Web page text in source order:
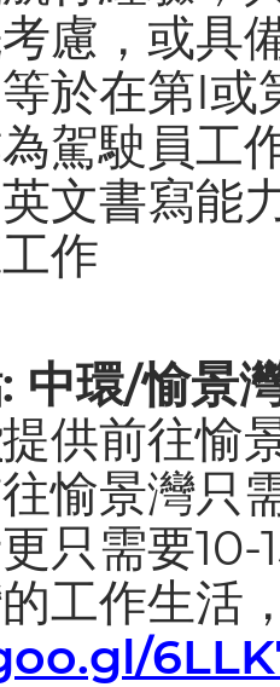
慮，或具
於在第I或
駕駛員工
文書寫能
作
中環/愉景
提供前往愉
愉景灣只
只需要
工作生活